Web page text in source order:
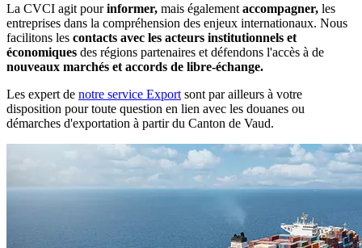
La CVCI agit pourinformer, mais également accompagner, les
entreprises dans la compréhension des enjeux internationaux. Nous
facilitons les contacts avec les acteurs institutionnels et
économiques des régions partenaires et défendons l'accès à de
nouveaux marchés et accords de libre-échange.
Les expert de notre service Export sont par ailleurs à votre
disposition pour toute question en lien avec les douanes ou
démarches d'exportation à partir du Canton de Vaud.